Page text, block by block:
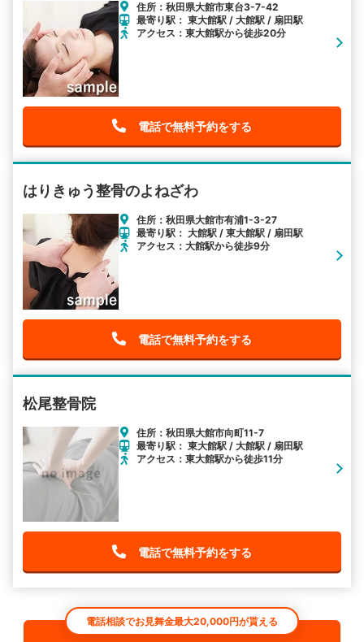
住所：秋田県大館市東台3-7-42
最寄り駅： 東大館駅 / 大館駅 / 扇田駅
アクセス：東大館駅から徒歩20分
電話で無料予約をする
はりきゅう整骨のよねざわ
住所：秋田県大館市有浦1-3-27
最寄り駅： 大館駅 / 東大館駅 / 扇田駅
アクセス：大館駅から徒歩9分
電話で無料予約をする
松尾整骨院
住所：秋田県大館市向町11-7
最寄り駅： 東大館駅 / 大館駅 / 扇田駅
アクセス：東大館駅から徒歩11分
電話で無料予約をする
電話相談でお見舞金最大20,000円が貰える